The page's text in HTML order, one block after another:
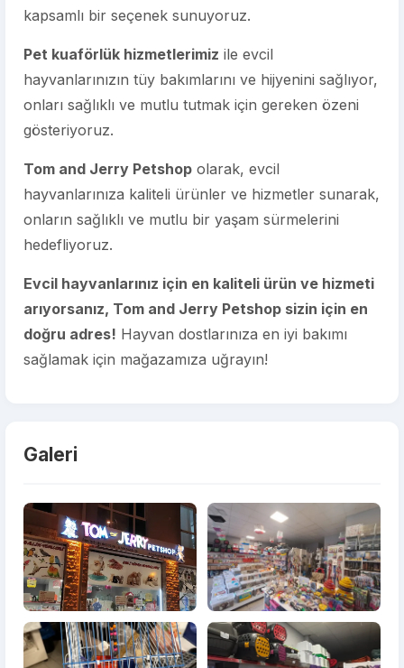
kapsamlı bir seçenek sunuyoruz.
Pet kuaförlük hizmetlerimiz ile evcil
hayvanlarınızın tüy bakımlarını ve hijyenini sağlıyor,
onları sağlıklı ve mutlu tutmak için gereken özeni
gösteriyoruz.
Tom and Jerry Petshop olarak, evcil
hayvanlarınıza kaliteli ürünler ve hizmetler sunarak,
onların sağlıklı ve mutlu bir yaşam sürmelerini
hedefliyoruz.
Evcil hayvanlarınız için en kaliteli ürün ve hizmeti
arıyorsanız, Tom and Jerry Petshop sizin için en
doğru adres! Hayvan dostlarınıza en iyi bakımı
sağlamak için mağazamıza uğrayın!
Galeri